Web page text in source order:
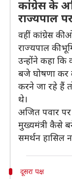
कांग्रेस के
राज्यपाल
वहीं कांग्रेस
राज्यपाल की
उन्होंने कहा
बजे घोषणा कर
करने जा रहे हैं
थे।
अजित पवार
मुख्यमंत्री कैसे
समर्थन हासिल
दूसरा पक्ष